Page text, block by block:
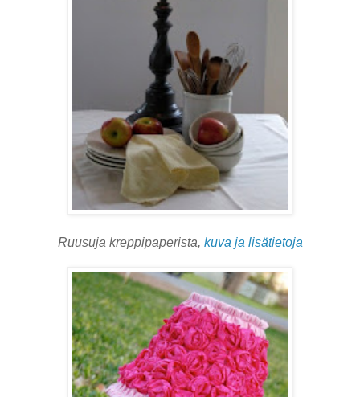
Ruusuja kreppipaperista, kuva ja lisätietoja